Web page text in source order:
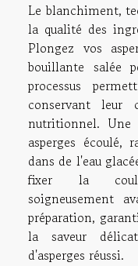
Le blanchiment,
la qualité des
Plongez vos
bouillante salée
processus
conservant leur
nutritionnel.
asperges écoulé,
dans de l'eau
fixer la
soigneusement
préparation,
la saveur
d'asperges réussi.